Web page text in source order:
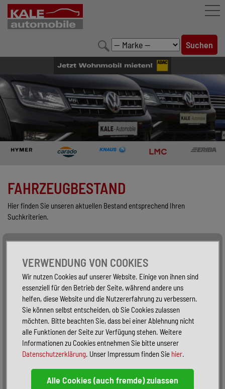
FAHRZEUGBESTAND
LEISTUNGEN
KONFIGURATOR
MARKENWELT
UNTERNEHMEN
FAHRZEUGBESTAND
Hier finden Sie unseren aktuellen Bestand entsprechend Ihren
Suchkriterien.
Alle Fahrzeuge
VERWENDUNG VON COOKIES
Wir nutzen Cookies auf unserer Website. Einige von ihnen sind
essenziell für den Betrieb der Seite, während andere uns
helfen, diese Website und die Nutzererfahrung zu verbessern.
Sie können selbst entscheiden, ob Sie Cookies zulassen
möchten. Bitte beachten Sie, dass bei einer Ablehnung nicht
alle Funktionen der Seite zur Verfügung stehen. Weitere
Informationen zu Cookies entnehmen Sie bitte unserer
Datenschutzerklärung. Unser Impressum finden Sie hier.